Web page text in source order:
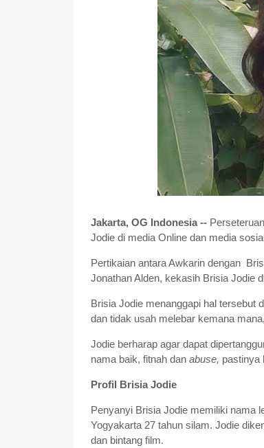
Jakarta, OG Indonesia --
Jodie di media Online dan media
Pertikaian antara Awkarin dengan
Jonathan Alden, kekasih Brisia Jodie
Brisia Jodie menanggapi hal tersebut
dan tidak usah melebar kemana
Jodie berharap agar dapat
nama baik, fitnah dan abuse, pastinya
Profil Brisia Jodie
Penyanyi Brisia Jodie memiliki nama
Yogyakarta 27 tahun silam. Jodie
dan bintang film.